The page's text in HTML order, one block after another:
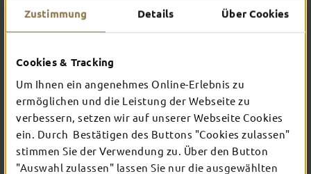
Zustimmung Details Über Cookies
Cookies & Tracking
Um Ihnen ein angenehmes Online-Erlebnis zu
ermöglichen und die Leistung der Webseite zu
verbessern, setzen wir auf unserer Webseite Cookies
ein. Durch Bestätigen des Buttons "Cookies zulassen"
stimmen Sie der Verwendung zu. Über den Button
"Auswahl zulassen" lassen Sie nur die ausgewählten
Sterne